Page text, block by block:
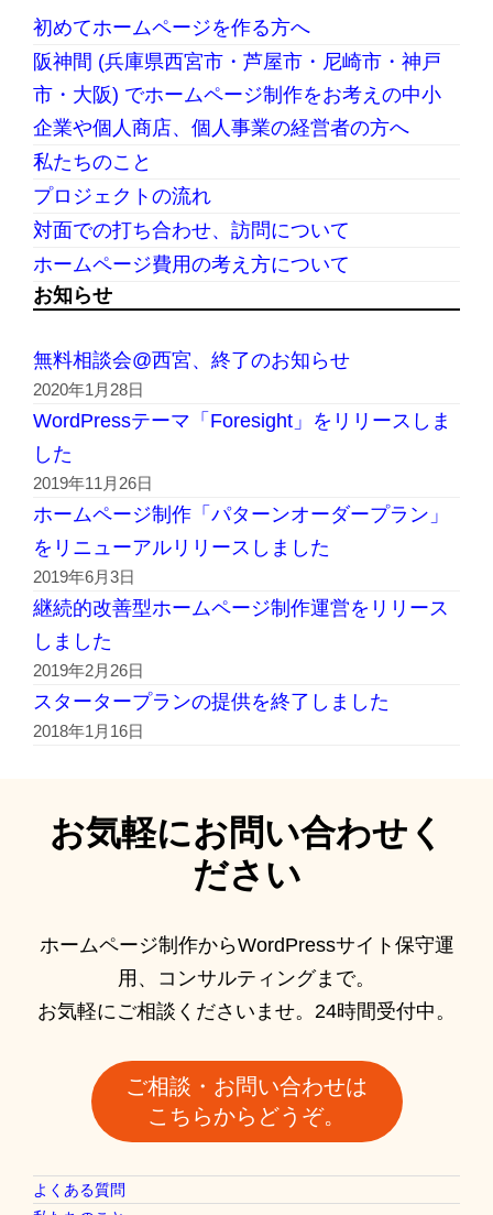
初めてホームページを作る方へ
阪神間 (兵庫県西宮市・芦屋市・尼崎市・神戸
市・大阪) でホームページ制作をお考えの中小
企業や個人商店、個人事業の経営者の方へ
私たちのこと
プロジェクトの流れ
対面での打ち合わせ、訪問について
ホームページ費用の考え方について
お知らせ
無料相談会@西宮、終了のお知らせ
2020年1月28日
WordPressテーマ「Foresight」をリリースしま
した
2019年11月26日
ホームページ制作「パターンオーダープラン」
をリニューアルリリースしました
2019年6月3日
継続的改善型ホームページ制作運営をリリース
しました
2019年2月26日
スタータープランの提供を終了しました
2018年1月16日
お気軽にお問い合わせく
ださい
ホームページ制作からWordPressサイト保守運
用、コンサルティングまで。
お気軽にご相談くださいませ。24時間受付中。
ご相談・お問い合わせは
こちらからどうぞ。
よくある質問